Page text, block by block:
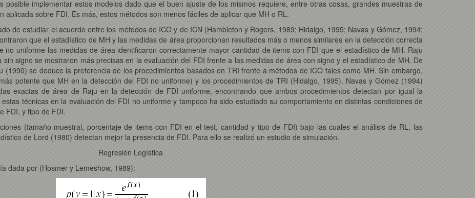
implementar estos modelos dado que el buen ajuste de los mismos requiere, entre otras cosas, grandes muestras de
aplicada sobre FDI. Es más, estos métodos son menos fáciles de aplicar que MH o RL.
de estudiar el acuerdo entre los métodos de ICO y de ICN (Hambleton y Rogers, 1989; Hidalgo, 1995; Navas y Gómez, 1994;
que el estadístico de MH y las medidas de área proporcionan resultados más o menos similares en la detección correcta
uniforme las medidas de área identificaron correctamente mayor cantidad de items con FDI que el estadístico de MH. Raju
signo se mostraron más precisas en la evaluación del FDI frente a las medidas de área con signo y el estadístico de MH. De
se deduce la preferencia de los procedimientos basados en TRI frente a métodos de ICO tales como MH. Sin embargo,
potente que MH en la detección del FDI no uniforme) y los procedimientos de TRI (Hidalgo, 1995). Navas y Gómez (1994)
exactas de área de Raju en la detección de FDI uniforme, encontrando que ambos procedimientos detectan por igual la
técnicas en la evaluación del FDI no uniforme y tampoco ha sido estudiado su comportamiento en distintas condiciones de
FDI, y tipo de FDI.
(tamaño muestral, porcentaje de items con FDI en el test, cantidad y tipo de FDI) bajo las cuales el análisis de RL, las
de Lord (1980) detectan mejor la presencia de FDI. Para ello se realizó un estudio de simulación.
Regresión Logística
dada por (Hosmer y Lemeshow, 1989):